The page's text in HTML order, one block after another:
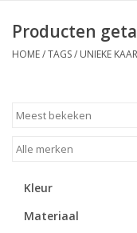
Geurkaarsen
LED Kaarsen
Producten
HOME/TAGS/ UNIEKE
Kleur
Materiaal